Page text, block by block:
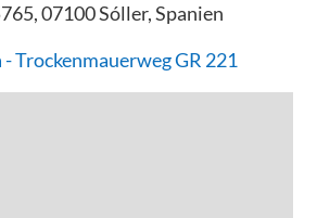
07100 Sóller, Spanien
Trockenmauerweg GR 221